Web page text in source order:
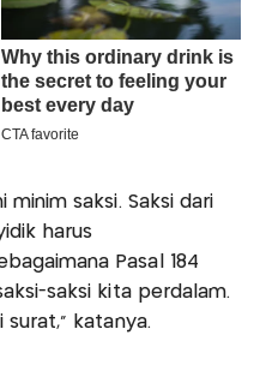
minim saksi. Saksi dari
harus
Pasal 184
saksi kita perdalam.
katanya.